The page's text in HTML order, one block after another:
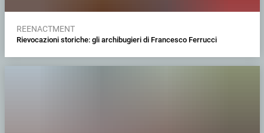
REENACTMENT
Rievocazioni storiche: gli archibugieri di Francesco Ferrucci